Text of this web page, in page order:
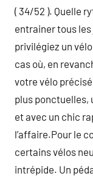
( 34/52 ). Quelle
entrainer tous les
privilégiez un
cas où, en
votre vélo
plus ponctuelles,
et avec un chic
l’affaire.Pour le
certains vélos
intrépide. Un